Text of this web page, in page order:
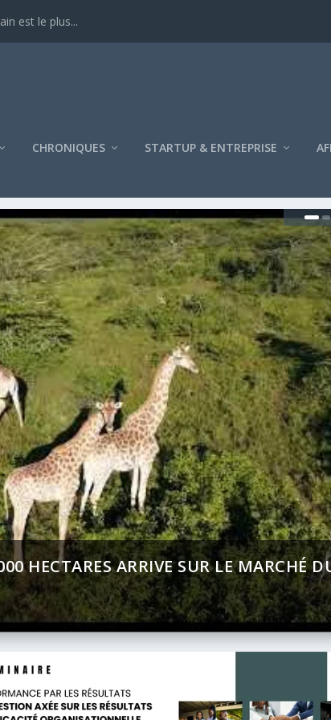
est le plus...
CHRONIQUES STARTUP & ENTREPRISE
HECTARES ARRIVE SUR LE MARCHÉ
(BAD) – ASSEMBLÉE ANNUELLES 2026 :
AFRICA 24